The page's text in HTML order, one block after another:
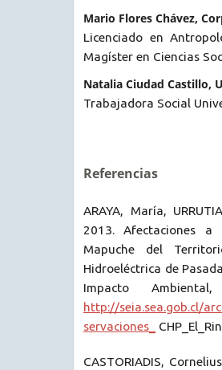
Mario Flores Chávez,
Licenciado en
Magíster en Ciencias
Natalia Ciudad Castillo,
Trabajadora Social
Referencias
ARAYA, María,
2013. Afectaciones
Mapuche del
Hidroeléctrica de
Impacto
http://seia.sea.gob.cl/
servaciones_
CASTORIADIS,